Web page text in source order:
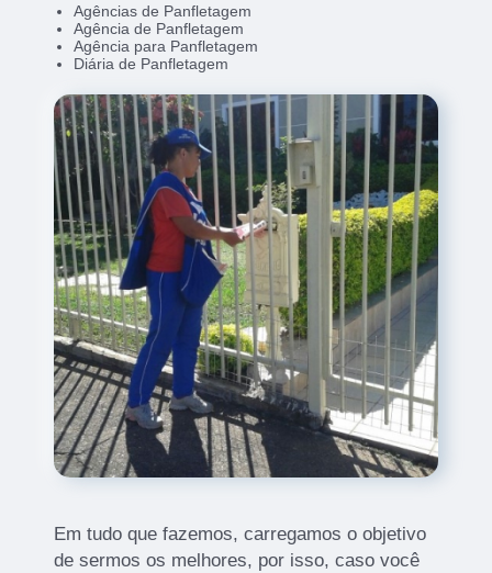
Agências de Panfletagem
Agência de Panfletagem
Agência para Panfletagem
Diária de Panfletagem
Em tudo que fazemos, carregamos o objetivo
de sermos os melhores, por isso, caso você